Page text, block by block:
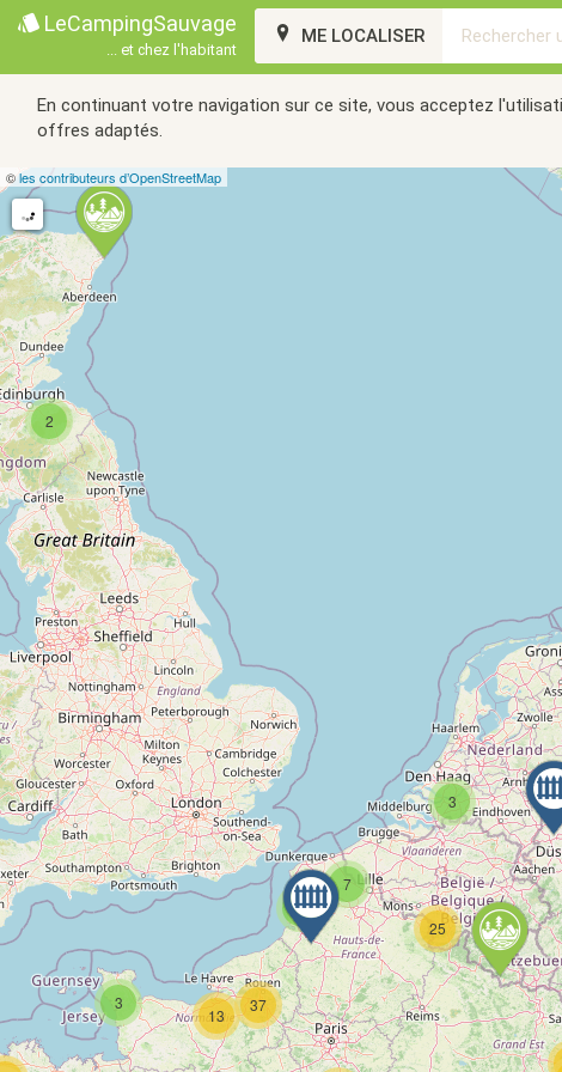
LeCampingSauvage
... et chez l'habitant
ME LOCALISER
En continuant votre navigation sur ce site, vous acceptez
offres adaptés.
3
7
37
25
2
3
6
13
©les contributeurs d’OpenStreetMap